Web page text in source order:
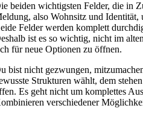
beiden wichtigsten Felder, die in
also Wohnsitz und
Felder werden komplett
ist es so wichtig, nicht im
für neue Optionen zu öffnen.
bist nicht gezwungen,
Strukturen wählt, dem
Es geht nicht um komplettes
verschiedener